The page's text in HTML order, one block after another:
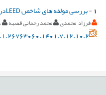
1
-بررسی مولفه های شاخص LEEDدر بهسازی مدارس متوسطه دوم استان سمنان با رویکرد اکولوژیک
فرزاد محمدی محمد رحمانی قصبه